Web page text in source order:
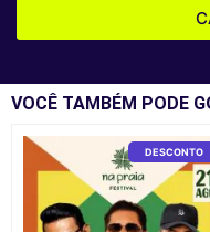
VOCÊ TAMBÉM PODE
DESCONTO